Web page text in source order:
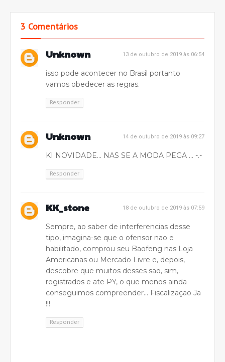
3 Comentários
Unknown 13 de outubro de 2019 às 06:54
isso pode acontecer no Brasil portanto
vamos obedecer as regras.
Responder
Unknown 14 de outubro de 2019 às 09:27
KI NOVIDADE... NAS SE A MODA PEGA ... -.-
Responder
KK_stone 18 de outubro de 2019 às 07:59
Sempre, ao saber de interferencias desse
tipo, imagina-se que o ofensor nao e
habilitado, comprou seu Baofeng nas Loja
Americanas ou Mercado Livre e, depois,
descobre que muitos desses sao, sim,
registrados e ate PY, o que menos ainda
conseguimos compreender... Fiscalizaçao Ja
!!!
Responder